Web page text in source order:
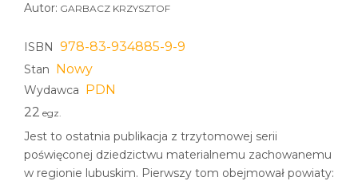
Autor: GARBACZ KRZYSZTOF
ISBN 978-83-934885-9-9
Stan Nowy
Wydawca PDN
22 egz.
Jest to ostatnia publikacja z trzytomowej serii
poświęconej dziedzictwu materialnemu zachowanemu
w regionie lubuskim. Pierwszy tom obejmował powiaty: